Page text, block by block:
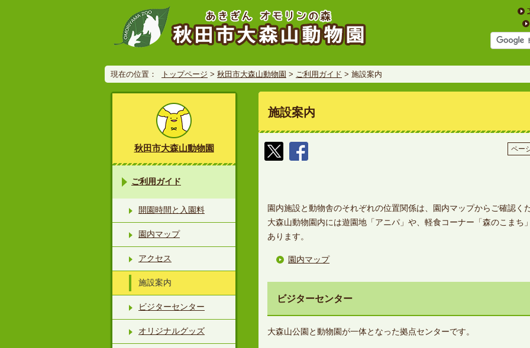
現在の位置： トップページ > 秋田市大森山動物園 > ご利用ガイド > 施設案内
施設案内
ペー
園内施設と動物舎のそれぞれの位置関係は、園内マップからご確認く
大森山動物園内には遊園地「アニパ」や、軽食コーナー「森のこまち
あります。
園内マップ
ビジターセンター
大森山公園と動物園が一体となった拠点センターです。
秋田市大森山動物園
ご利用ガイド
開園時間と入園料
園内マップ
アクセス
施設案内
ビジターセンター
オリジナルグッズ